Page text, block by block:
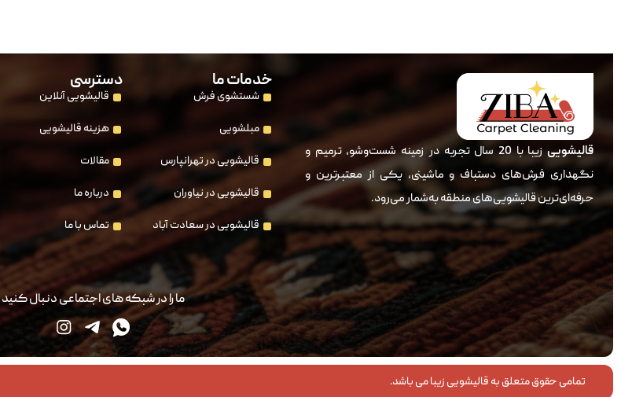
قالیشویی
زیبا با 20 سال تجربه در زمینه شست‌وشو، ترمیم و
نگهداری فرش‌های دستباف و ماشینی، یکی از معتبرترین و
حرفه‌ای‌ترین قالیشویی‌های منطقه به‌شمار می‌رود.
خدمات ما
شستشوی فرش
مبلشویی
قالیشویی در تهرانپارس
قالیشویی در نیاوران
قالیشویی در سعادت آباد
دسترسی
قالیشویی آنلاین
هزینه قالیشویی
مقالات
درباره ما
تماس با ما
ما را در شبکه های اجتماعی دنبال کنید
تمامی حقوق متعلق به قالیشویی زیبا می باشد.